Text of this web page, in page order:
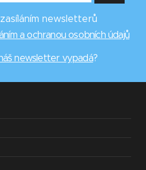
newsletterů
a ochranou osobních údajů
newsletter vypadá?